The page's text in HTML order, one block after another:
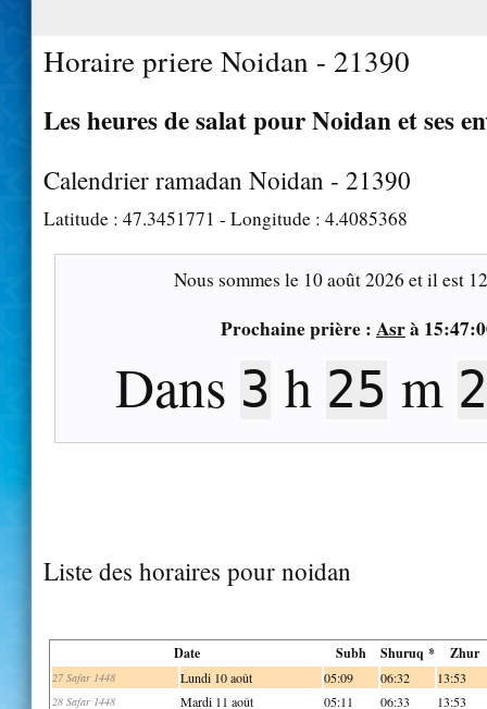
Horaire priere Noidan - 21390
Les heures de salat pour Noidan et ses
Calendrier ramadan Noidan - 21390
Latitude : 47.3451771 - Longitude : 4.4085368
Nous sommes le 10 août 2026 et il est
Prochaine prière : Asrà
Dans 3 h 25 m
Liste des horaires pour noidan
Date Subh Shuruq * Zhur
27 Safar 1448 Lundi 10 août 05:09 06:32 13:53
28 Safar 1448 Mardi 11 août 05:11 06:33 13:53